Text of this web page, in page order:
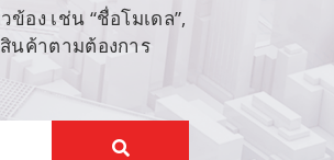
อง เช่น “ชื่อโมเดล”,
สินค้าตามต้องการ